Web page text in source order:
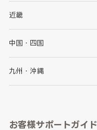
秋田県
群馬県
千葉県
新潟県
石川県
山梨県
愛知県
近畿
大阪府
京都府
和歌山県
中国・四国
鳥取県
山口県
九州・沖縄
長崎県
お客様サポートガイド